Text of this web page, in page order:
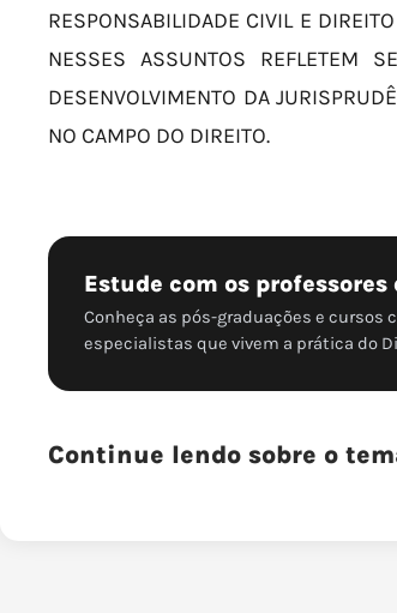
RESPONSABILIDADE CIVIL E
NESSES ASSUNTOS REFLETEM
DESENVOLVIMENTO DA
NO CAMPO DO DIREITO.
Estude com os professores
Conheça as pós-graduações e cursos
especialistas que vivem a prática do
Continue lendo sobre o